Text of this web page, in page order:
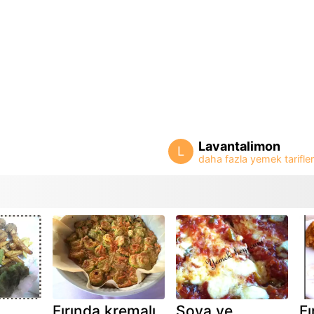
L Lavantalimon